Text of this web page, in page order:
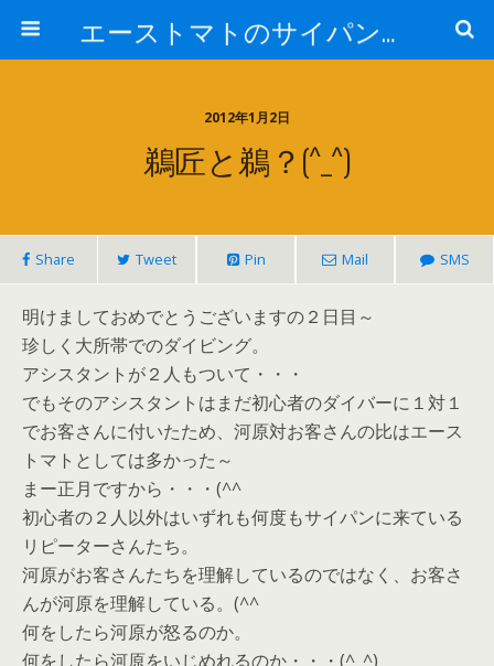
エーストマトのサイパンダイビング日記
2012年1月2日
鵜匠と鵜？(^_^)
Share Tweet Pin Mail SMS
明けましておめでとうございますの２日目～
珍しく大所帯でのダイビング。
アシスタントが２人もついて・・・
でもそのアシスタントはまだ初心者のダイバーに１対１
でお客さんに付いたため、河原対お客さんの比はエース
トマトとしては多かった～
まー正月ですから・・・(^^ゞ
初心者の２人以外はいずれも何度もサイパンに来ている
リピーターさんたち。
河原がお客さんたちを理解しているのではなく、お客さ
んが河原を理解している。(^^ゞ
何をしたら河原が怒るのか。
何をしたら河原をいじめれるのか・・・(^_^)